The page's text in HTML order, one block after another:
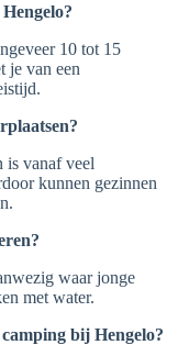
10 tot 15
je van een
is vanaf veel
kunnen gezinnen
waar jonge
met water.
bij Hengelo?